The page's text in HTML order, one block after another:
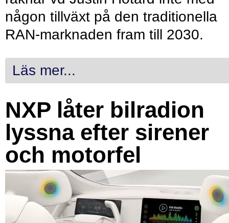
någon tillväxt på den traditionella
RAN-marknaden fram till 2030.
Läs mer...
NXP låter bilradion
lyssna efter sirener
och motorfel